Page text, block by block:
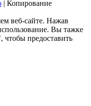
| Копирование
веб-сайте. Нажав
Вы тажке
чтобы предоставить